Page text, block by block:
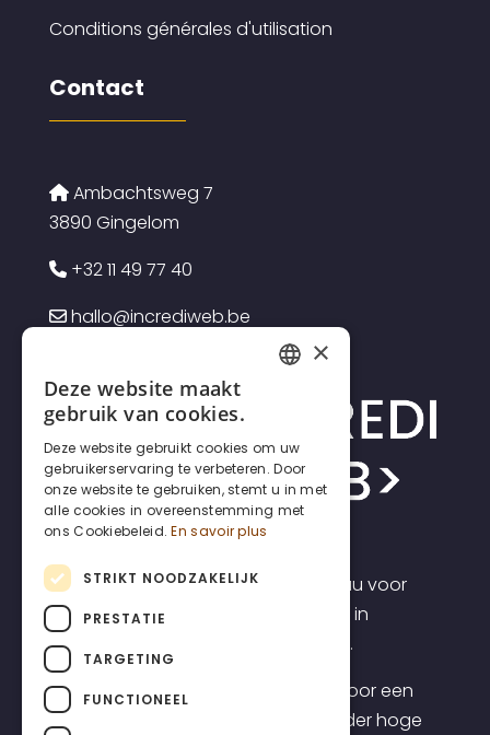
Conditions générales d'utilisation
Contact
Ambachtsweg 7
3890 Gingelom
+32 11 49 77 40
hallo@incrediweb.be
Incrediweb is een webdesign bureau voor
zelfstandigen en kmo's. Wij geloven in
transparantie en voorspelbaarheid.
Daarom bieden we websites aan voor een
transparante all-inclusive prijs, zonder hoge
DUTCH
ENGLISH
×
Deze website maakt
gebruik van cookies.
Deze website gebruikt cookies om uw
gebruikerservaring te verbeteren. Door
onze website te gebruiken, stemt u in met
alle cookies in overeenstemming met
ons Cookiebeleid. En savoir plus
STRIKT NOODZAKELIJK
PRESTATIE
TARGETING
FUNCTIONEEL